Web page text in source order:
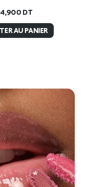
DT
AU PANIER